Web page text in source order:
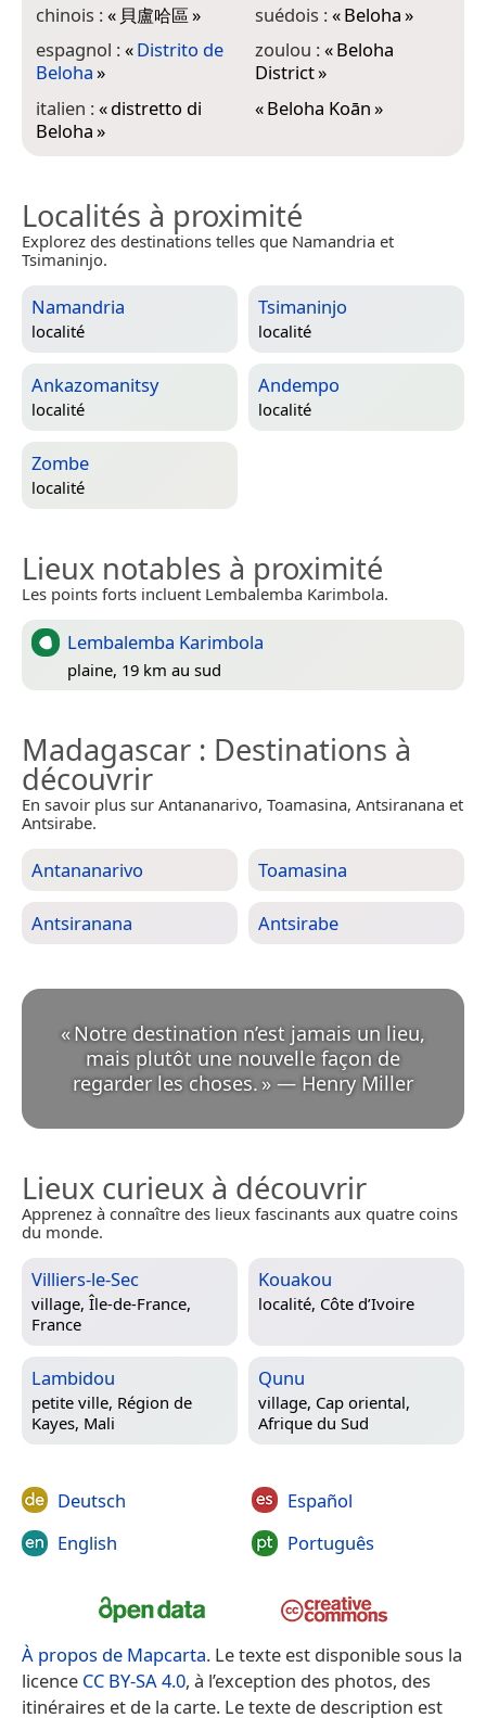
chinois :« 貝盧哈區»
espagnol :«Distrito de
Beloha»
italien :«distretto di
Beloha»
suédois :«Beloha»
zoulou :«Beloha
District»
«Beloha Koān»
Localités à proximité
Explorez des destinations telles que Namandria et
Tsimaninjo.
Namandria
localité
Tsimaninjo
localité
Ankazomanitsy
localité
Andempo
localité
Zombe
localité
Lieux notables à proximité
Les points forts incluent Lembalemba Karimbola.
Lembalemba Karimbola
plaine, 19 km au sud
Madagascar : Destinations à
découvrir
En savoir plus sur Antananarivo, Toamasina, Antsiranana et
Antsirabe.
Antananarivo Toamasina
Antsiranana Antsirabe
«Notre destination n’est jamais un lieu,
mais plutôt une nouvelle façon de
regarder les choses. » — Henry Miller
Lieux curieux à découvrir
Apprenez à connaître des lieux fascinants aux quatre coins
du monde.
Villiers-le-Sec
village, Île-de-France,
France
Kouakou
localité, Côte d’Ivoire
Lambidou
petite ville, Région de
Kayes, Mali
Qunu
village, Cap oriental,
Afrique du Sud
Deutsch
English
Español
Português
À propos de Mapcarta. Le texte est disponible sous la
licence CC BY-SA 4.0, à l’exception des photos, des
itinéraires et de la carte. Le texte de description est